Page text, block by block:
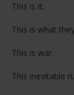
This is it.
This is what
This is war.
This inevitable